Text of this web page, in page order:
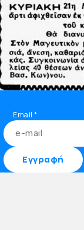
Email*